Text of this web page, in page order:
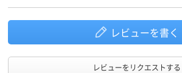
レビューを書く
レビューをリクエストする